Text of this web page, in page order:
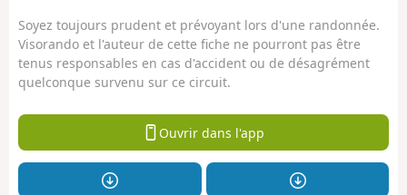
Soyez toujours prudent et prévoyant lors d'une randonnée.
Visorando et l'auteur de cette fiche ne pourront pas être
tenus responsables en cas d'accident ou de désagrément
quelconque survenu sur ce circuit.
Ouvrir dans l'app